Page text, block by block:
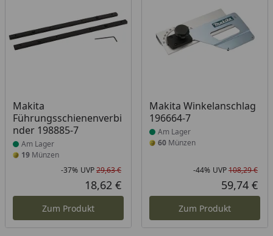
Makita
Führungsschienenverbi
nder 198885-7
Produkt am Lager
Am Lager
19 Münzen
Rabatt in Prozent
-37%
Ursprünglicher Preis
UVP29,63 €
Aktueller Preis
18,62 €
Zum Produkt
Makita Winkelanschlag
196664-7
Produkt am Lager
Am Lager
60Münzen
-44% UVP108,29 €
59,74 €
Zum Produkt